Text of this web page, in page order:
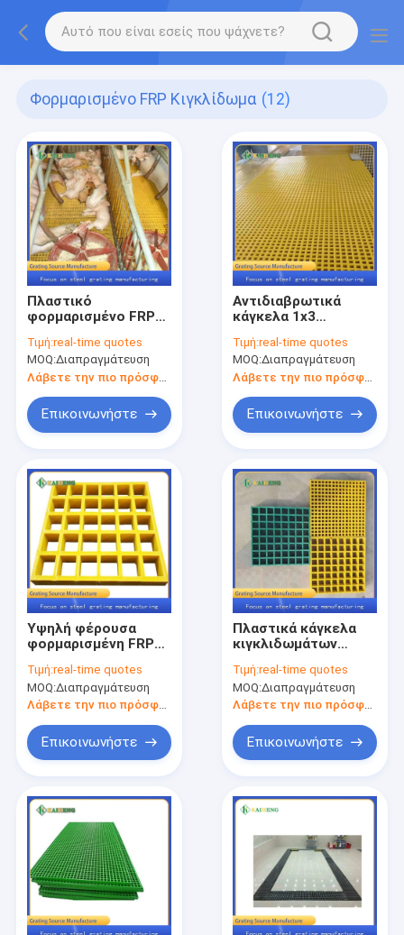
Φορμαρισμένο FRP Κιγκλίδωμα (12)
Πλαστικό
φορμαρισμένο FRP
κλουβιών καγκέλων
φίμπεργκλας για την
αναπαραγωγή
πουλερικών
Τιμή:real-time quotes
MOQ:Διαπραγμάτευση
Λάβετε την πιο πρόσφατη τιμή
Επικοινωνήστε
Αντιδιαβρωτικά
κάγκελα 1x3
φίμπεργκλας FRP
Pultruded για το
κλουβί περιστεριών
Τιμή:real-time quotes
MOQ:Διαπραγμάτευση
Επικοινωνήστε
Υψηλή φέρουσα
φορμαρισμένη FRP
δαπέδων για το
αυτοκινητικό
κατάστημα ομορφιάς
Τιμή:real-time quotes
MOQ:Διαπραγμάτευση
Λάβετε την πιο πρόσφατη τιμή
Επικοινωνήστε
Πλαστικά κάγκελα
κιγκλιδωμάτων
κιγκλιδωμάτων FRP
Pultruded για το
πλύσιμο
καταστημάτων 4S
Τιμή:real-time quotes
MOQ:Διαπραγμάτευση
Επικοινωνήστε